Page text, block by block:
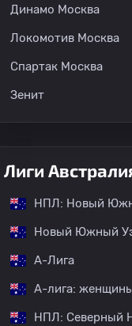
Динамо Москва
Локомотив Москва
Спартак Москва
Зенит
Лиги
НПЛ: Новый
Новый Южный
А-Лига
А-лига:
НПЛ: Северный